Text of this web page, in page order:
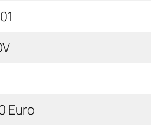
Euro